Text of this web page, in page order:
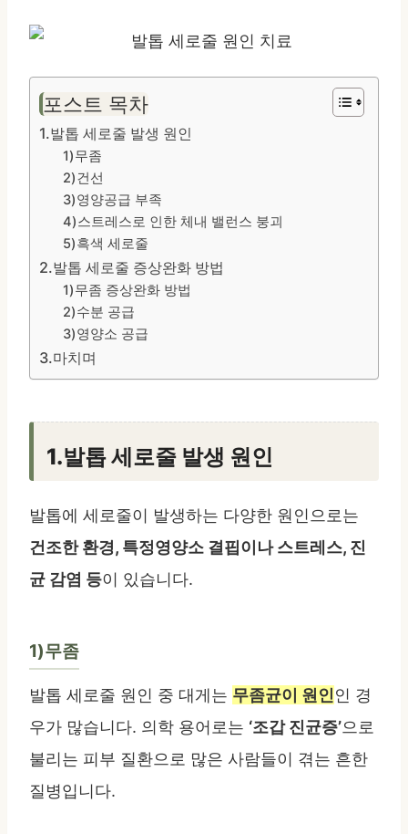
포스트 목차
1.발톱 세로줄 발생 원인
1)무좀
2)건선
3)영양공급 부족
4)스트레스로 인한 체내 밸런스 붕괴
5)흑색 세로줄
2.발톱 세로줄 증상완화 방법
1)무좀 증상완화 방법
2)수분 공급
3)영양소 공급
3.마치며
1.발톱 세로줄 발생 원인
발톱에 세로줄이 발생하는 다양한 원인으로는
건조한 환경, 특정영양소 결핍이나 스트레스, 진
균 감염 등이 있습니다.
1)무좀
발톱 세로줄 원인 중 대게는 무좀균이 원인인 경
우가 많습니다. 의학 용어로는 ‘조갑 진균증’으로
불리는 피부 질환으로 많은 사람들이 겪는 흔한
질병입니다.